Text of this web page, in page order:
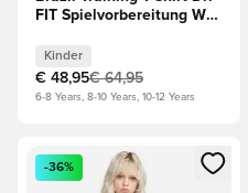
FIT Spielvorbereitung WM
Kinder
€ 48,95€ 64,95
6-8 Years, 8-10 Years, 10-12 Years
Öffnet ein Fenster zum
-36%